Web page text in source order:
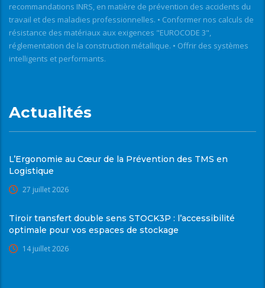
recommandations INRS, en matière de prévention des accidents du
travail et des maladies professionnelles. • Conformer nos calculs de
résistance des matériaux aux exigences "EUROCODE 3",
réglementation de la construction métallique. • Offrir des systèmes
intelligents et performants.
Actualités
L’Ergonomie au Cœur de la Prévention des TMS en
Logistique
27 juillet 2026
Tiroir transfert double sens STOCK3P : l’accessibilité
optimale pour vos espaces de stockage
14 juillet 2026